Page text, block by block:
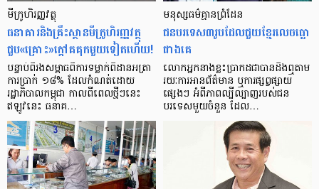
មីក្រូ​ហិរញ្ញវត្ថុ
ធនាគារ​និង​គ្រឹះស្ថាន​មីក្រូ​ហិរញ្ញវត្ថុ​
ជួប«គ្រោះ»ក្តៅ​គគុក​មួយ​ទៀត​ហើយ!
បន្ទាប់​ពី​រង​សម្ពាធ​​ពី​ការ​ទម្លាក់​ពិដាន​អត្រា​
ការ​ប្រាក់ ១៨​% ដែល​កំណត់​ដោយ​
រដ្ឋាភិបាល​កម្ពុជា កាល​ពី​ពេល​ថ្មីៗ​នេះ
ឥឡូវ​នេះ ធនាគ…
មនុស្ស​ធម៌​គ្មាន​ព្រំដែន
ជន​បរទេស​៣​រូប​ដែល​ជួយ​ខ្មែរ​លេច​ធ្លោ​
ជាង​គេ
លោកអ្នក​នាង​ខ្លះ​ប្រាកដ​ជា​បាន​​ដឹង​ឮ​តាម​
រយៈ​ការ​អាន​ព័ត៌មាន ឬ​ការ​ផ្សព្វផ្សាយ​
ផ្សេងៗ អំពី​ភាព​ល្បីល្បាញ​របស់​ជន​
បរទេស​មួយ​ចំនួន ដែល…